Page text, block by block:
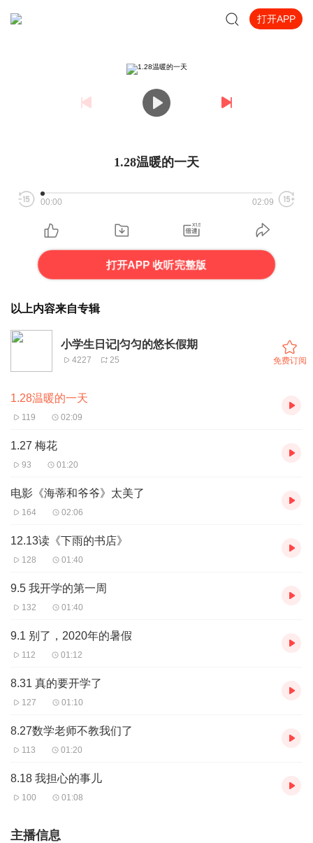
打开APP
1.28温暖的一天
00:00 02:09
打开APP 收听完整版
以上内容来自专辑
小学生日记|匀匀的悠长假期
4227 25 免费订阅
1.28温暖的一天
119 02:09
1.27 梅花
93 01:20
电影《海蒂和爷爷》太美了
164 02:06
12.13读《下雨的书店》
128 01:40
9.5 我开学的第一周
132 01:40
9.1 别了，2020年的暑假
112 01:12
8.31 真的要开学了
127 01:10
8.27数学老师不教我们了
113 01:20
8.18 我担心的事儿
100 01:08
主播信息